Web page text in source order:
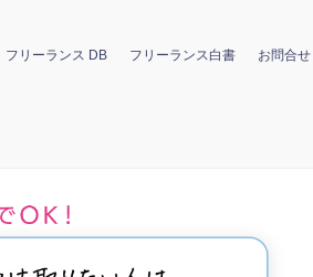
フリーランス DB フリーランス白書 お問合せ